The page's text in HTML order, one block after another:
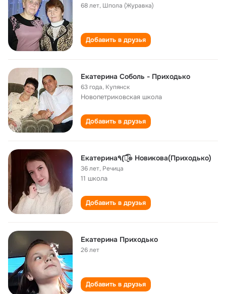
68 лет, Шпола (Журавка)
Добавить в друзья
Екатерина Соболь - Приходько
63 года, Купянск
Новопетриковская школа
Добавить в друзья
Екатерина٩(͡๏̮͡๏ Новикова(Приходько)
36 лет, Речица
11 школа
Добавить в друзья
Екатерина Приходько
26 лет
Добавить в друзья